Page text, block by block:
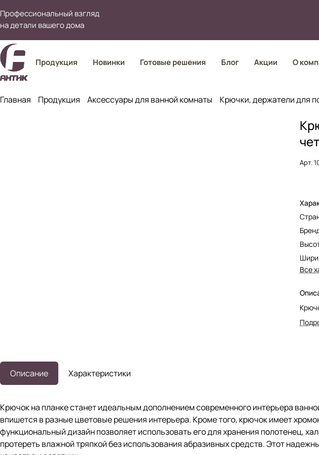
Профессиональный взгляд
на детали вашего дома
Продукция Новинки Готовые решения Блог Акции О
Главная Продукция Аксессуары для ванной комнаты Крючки, держатели для
Арт.
Все
Описание Характеристики
Крючок на планке станет идеальным дополнением современного интерьера
впишется в разные цветовые решения интерьера. Кроме того, крючок имеет
функциональный дизайн позволяет использовать его для хранения полотенец,
протереть влажной тряпкой без использования абразивных средств. Этот